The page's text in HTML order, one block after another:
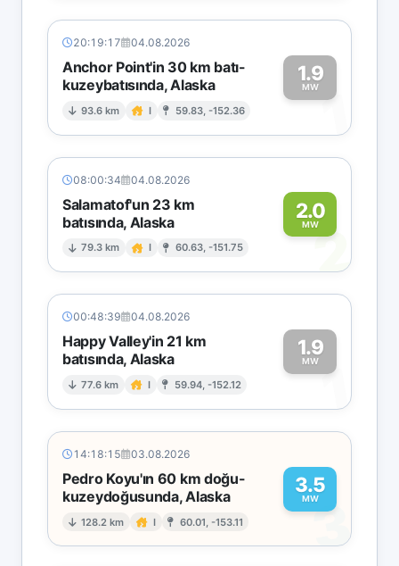
20:19:17 04.08.2026
Anchor Point'in 30 km batı-
kuzeybatısında, Alaska
93.6 km I 59.83, -152.36
1.9
MW1
08:00:34 04.08.2026
Salamatof'un 23 km
batısında, Alaska
79.3 km I 60.63, -151.75
2.0
MW2
00:48:39 04.08.2026
Happy Valley'in 21 km
batısında, Alaska
77.6 km I 59.94, -152.12
1.9
MW1
14:18:15 03.08.2026
Pedro Koyu'ın 60 km doğu-
kuzeydoğusunda, Alaska
128.2 km I 60.01, -153.11
3.5
MW
3